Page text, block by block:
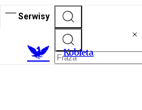
Serwisy
Kobieta